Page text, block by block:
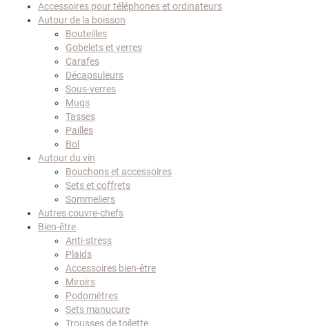
Accessoires pour téléphones et ordinateurs
Autour de la boisson
Bouteilles
Gobelets et verres
Carafes
Décapsuleurs
Sous-verres
Mugs
Tasses
Pailles
Bol
Autour du vin
Bouchons et accessoires
Sets et coffrets
Sommeliers
Autres couvre-chefs
Bien-être
Anti-stress
Plaids
Accessoires bien-être
Miroirs
Podomètres
Sets manucure
Trousses de toilette